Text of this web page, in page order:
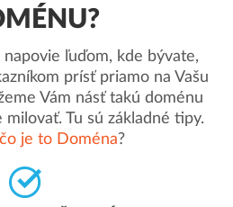
napovie ľuďom, kde bývate,
prísť priamo na Vašu
Vám násť takú doménu
Tu sú základné tipy.
čo je to Doména?